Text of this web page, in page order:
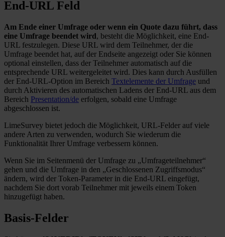
End-URL Feld
Am Ende einer Umfrage oder wenn ein Quote dazu führt, dass
eine Umfrage beendet wird, besteht die Möglichkeit, eine End-
URL festzulegen. Diese URL wird dem Teilnehmer, der die
Umfrage beendet hat, auf der Endseite angezeigt oder Sie können
optional einstellen, dass der Teilnehmer automatisch auf die
entsprechende URL weitergeleitet wird. Dies kann durch Ausfüllen
der End-URL-Option im Bereich Textelemente der Umfrage und
durch Aktivieren des automatischen Ladens der End-URL aus dem
Bereich Presentation/de erfolgen, sobald eine Umfrage
abgeschlossen ist.
LimeSurvey bietet jedoch die Möglichkeit, URL-Felder auf viele
andere Arten zu verwenden, wodurch Sie wiederum die
Funktionalität Ihrer Umfrage verbessern können.
Wenn Sie im Seitenmenü der Umfrage zu „Umfrageteilnehmer“
gehen und die Umfrage in den „Geschlossenen Zugriffsmodus“
ändern, wird der Token-Parameter in die End-URL eingefügt,
nachdem Sie dort vorab Teilnehmer mit jeweils einem Token
hinzugefügt haben.
Basis-Felder